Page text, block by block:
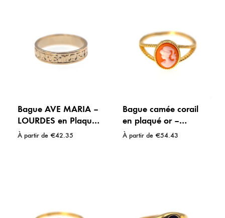
Bague AVE MARIA –
LOURDES en Plaqué
Or 18 Carats
À partir de €42.35
Bague camée corail
en plaqué or –
Douceur et tradition
À partir de €54.43